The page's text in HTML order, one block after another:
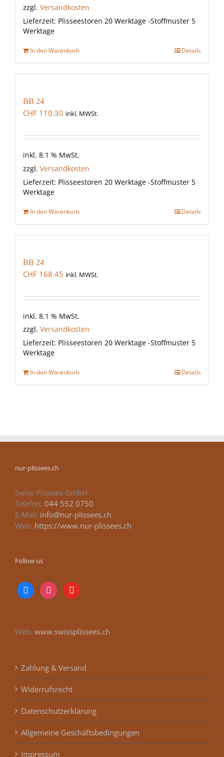
zzgl. Versandkosten
Lieferzeit: Plisseestoren 20 Werktage -Stoffmuster 5
Werktage
In den Warenkorb Details
BB 24
CHF 110.30 inkl. MWSt.
inkl. 8.1 % MwSt.
zzgl. Versandkosten
Lieferzeit: Plisseestoren 20 Werktage -Stoffmuster 5
Werktage
In den Warenkorb Details
BB 24
CHF 168.45 inkl. MWSt.
inkl. 8.1 % MwSt.
zzgl. Versandkosten
Lieferzeit: Plisseestoren 20 Werktage -Stoffmuster 5
Werktage
In den Warenkorb Details
nur-plissees.ch
Swiss Plissees GmbH
Telefon: 044 552 0750
E-Mail: info@nur-plissees.ch
Web: https://www.nur-plissees.ch
Follow us
facebookinstagramyoutube
Web: www.swissplissees.ch
Zahlung & Versand
Widerrufsrecht
Datenschutzerklärung
Allgemeine Geschäftsbedingungen
Impressum